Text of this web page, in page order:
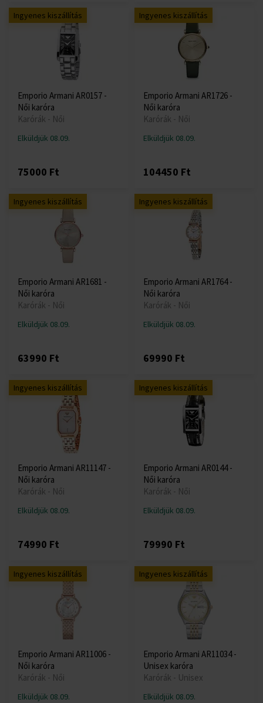
Ingyenes kiszállítás
Emporio Armani AR0157 -
Női karóra
Karórák - Női
Elküldjük 08.09.
75000 Ft
Ingyenes kiszállítás
Emporio Armani AR1726 -
Női karóra
Karórák - Női
Elküldjük 08.09.
104450 Ft
Ingyenes kiszállítás
Emporio Armani AR1681 -
Női karóra
Karórák - Női
Elküldjük 08.09.
63990 Ft
Ingyenes kiszállítás
Emporio Armani AR1764 -
Női karóra
Karórák - Női
Elküldjük 08.09.
69990 Ft
Ingyenes kiszállítás
Emporio Armani AR11147 -
Női karóra
Karórák - Női
Elküldjük 08.09.
74990 Ft
Ingyenes kiszállítás
Emporio Armani AR0144 -
Női karóra
Karórák - Női
Elküldjük 08.09.
79990 Ft
Ingyenes kiszállítás
Emporio Armani AR11006 -
Női karóra
Karórák - Női
Elküldjük 08.09.
Ingyenes kiszállítás
Emporio Armani AR11034 -
Unisex karóra
Karórák - Unisex
Elküldjük 08.09.